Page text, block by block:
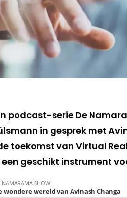
podcast-serie De
in gesprek met
toekomst van Virtual
een geschikt instrument